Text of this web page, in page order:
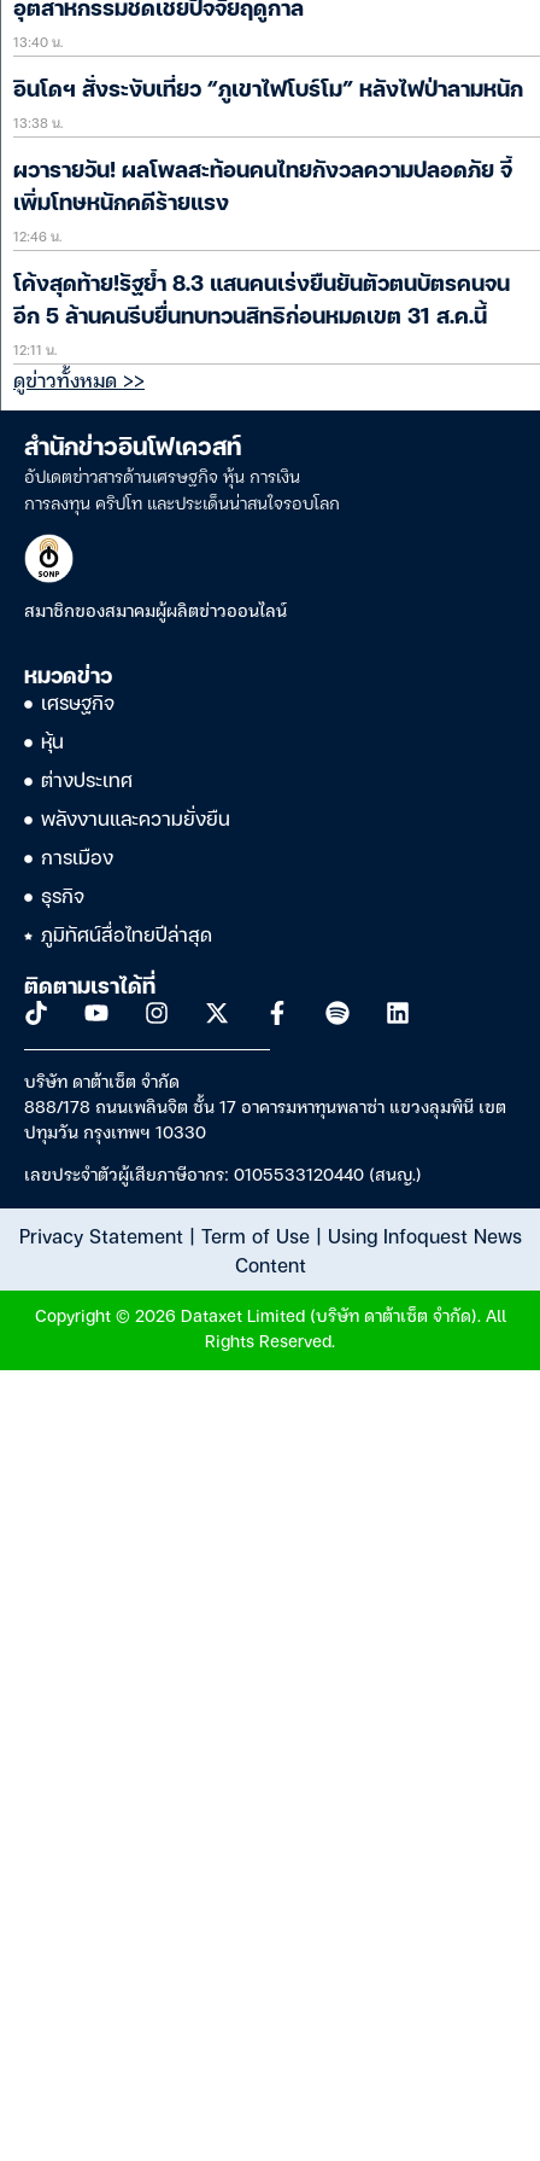
อุตสาหกรรมชดเชยปัจจัยฤดูกาล
13:40 น.
อินโดฯ สั่งระงับเที่ยว “ภูเขาไฟโบร์โม” หลังไฟป่าลามหนัก
13:38 น.
ผวารายวัน! ผลโพลสะท้อนคนไทยกังวลความปลอดภัย จี้
เพิ่มโทษหนักคดีร้ายแรง
12:46 น.
โค้งสุดท้าย!รัฐย้ำ 8.3 แสนคนเร่งยืนยันตัวตนบัตรคนจน
อีก 5 ล้านคนรีบยื่นทบทวนสิทธิก่อนหมดเขต 31 ส.ค.นี้
12:11 น.
ดูข่าวทั้งหมด >>
สำนักข่าวอินโฟเควสท์
อัปเดตข่าวสารด้านเศรษฐกิจ หุ้น การเงิน
การลงทุน คริปโท และประเด็นน่าสนใจรอบโลก
สมาชิกของสมาคมผู้ผลิตข่าวออนไลน์
หมวดข่าว
เศรษฐกิจ
หุ้น
ต่างประเทศ
พลังงานและความยั่งยืน
การเมือง
ธุรกิจ
ภูมิทัศน์สื่อไทยปีล่าสุด
ติดตามเราได้ที่
บริษัท ดาต้าเซ็ต จำกัด
888/178 ถนนเพลินจิต ชั้น 17 อาคารมหาทุนพลาซ่า แขวงลุมพินี เขต
ปทุมวัน กรุงเทพฯ 10330
เลขประจำตัวผู้เสียภาษีอากร: 0105533120440 (สนญ.)
Privacy Statement| Term of Use| Using Infoquest News
Content
Copyright © 2026 Dataxet Limited (บริษัท ดาต้าเซ็ต จำกัด). All
Rights Reserved.